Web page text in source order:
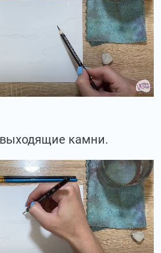
камни.